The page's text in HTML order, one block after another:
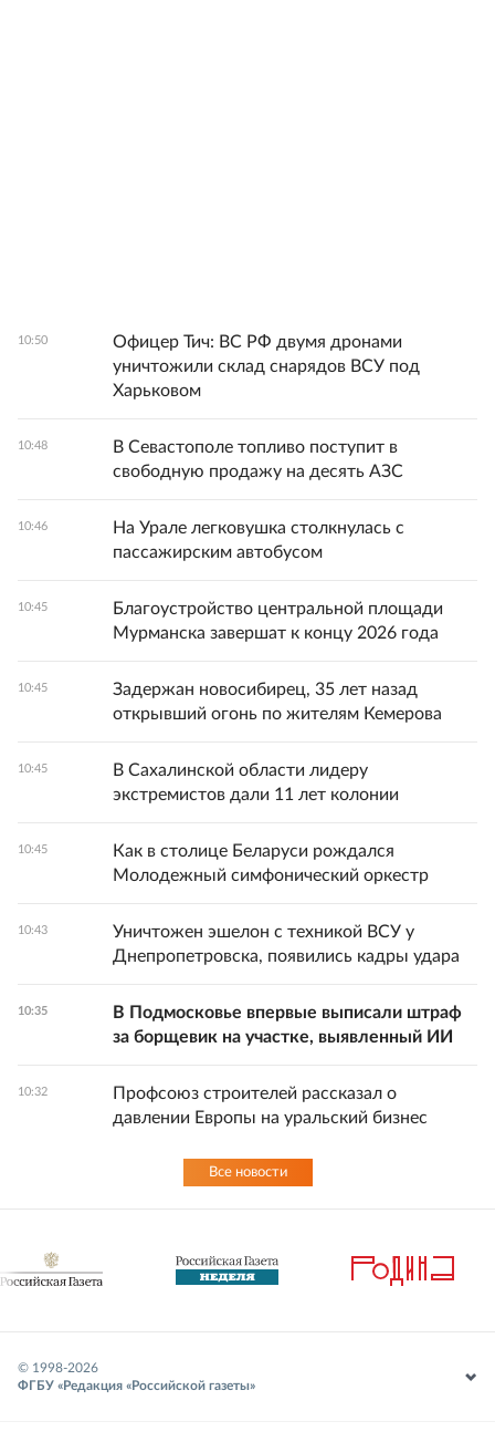
10:50
Офицер Тич: ВС РФ двумя дронами
уничтожили склад снарядов ВСУ под
Харьковом
10:48
В Севастополе топливо поступит в
свободную продажу на десять АЗС
10:46
На Урале легковушка столкнулась с
пассажирским автобусом
10:45
Благоустройство центральной площади
Мурманска завершат к концу 2026 года
10:45
Задержан новосибирец, 35 лет назад
открывший огонь по жителям Кемерова
10:45
В Сахалинской области лидеру
экстремистов дали 11 лет колонии
10:45
Как в столице Беларуси рождался
Молодежный симфонический оркестр
10:43
Уничтожен эшелон с техникой ВСУ у
Днепропетровска, появились кадры удара
10:35
В Подмосковье впервые выписали штраф
за борщевик на участке, выявленный ИИ
10:32
Профсоюз строителей рассказал о
давлении Европы на уральский бизнес
Все новости
© 1998-2026
ФГБУ «Редакция «Российской газеты»